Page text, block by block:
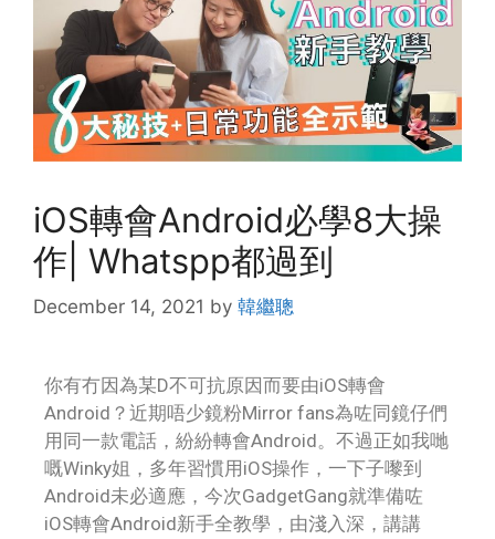
iOS轉會Android必學8大操
作| Whatspp都過到
December 14, 2021 by 韓繼聰
你有冇因為某D不可抗原因而要由iOS轉會
Android？近期唔少鏡粉Mirror fans為咗同鏡仔們
用同一款電話，紛紛轉會Android。不過正如我哋
嘅Winky姐，多年習慣用iOS操作，一下子嚟到
Android未必適應，今次GadgetGang就準備咗
iOS轉會Android新手全教學，由淺入深，講講